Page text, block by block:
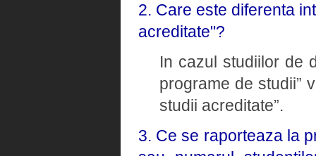
2. Care este diferenta
acreditate"?
In cazul studiilor de
programe de studii”
studii acreditate”.
3. Ce se raporteaza la